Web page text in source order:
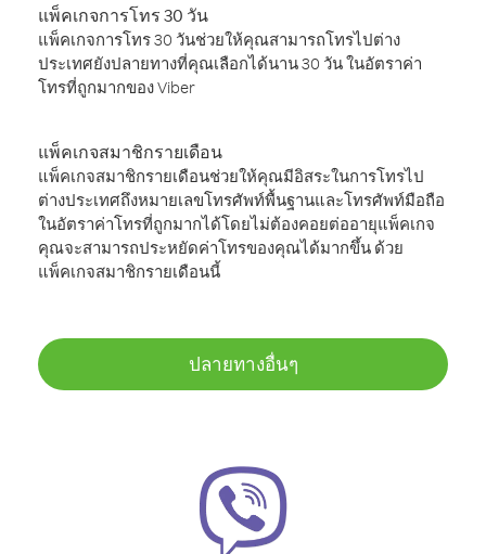
แพ็คเกจการโทร 30 วัน
แพ็คเกจการโทร 30 วันช่วยให้คุณสามารถโทรไปต่าง
ประเทศยังปลายทางที่คุณเลือกได้นาน 30 วัน ในอัตราค่า
โทรที่ถูกมากของ Viber
แพ็คเกจสมาชิกรายเดือน
แพ็คเกจสมาชิกรายเดือนช่วยให้คุณมีอิสระในการโทรไป
ต่างประเทศถึงหมายเลขโทรศัพท์พื้นฐานและโทรศัพท์มือถือ
ในอัตราค่าโทรที่ถูกมากได้โดยไม่ต้องคอยต่ออายุแพ็คเกจ
คุณจะสามารถประหยัดค่าโทรของคุณได้มากขึ้น ด้วย
แพ็คเกจสมาชิกรายเดือนนี้
ปลายทางอื่นๆ